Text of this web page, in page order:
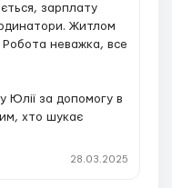
зарплату
Житлом
неважка, все
Юлії за допомогу в
хто шукає
28.03.2025